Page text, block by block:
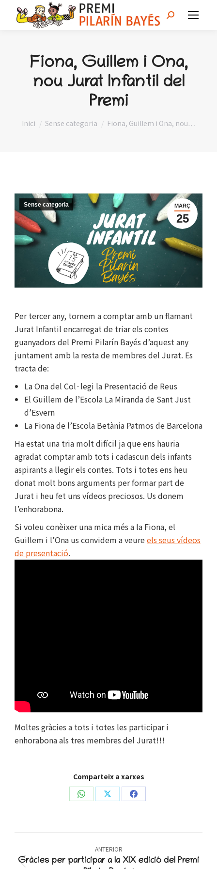
Search:
Fiona, Guillem i Ona,
nou Jurat Infantil del
Premi
You are here:
Inici Sense categoria Fiona, Guillem i Ona, nou…
MARÇ
25
Sense categoria
Per tercer any, tornem a comptar amb un flamant
Jurat Infantil encarregat de triar els contes
guanyadors del Premi Pilarín Bayés d’aquest any
juntament amb la resta de membres del Jurat. Es
tracta de:
La Ona del Col·legi la Presentació de Reus
El Guillem de l’Escola La Miranda de Sant Just
d’Esvern
La Fiona de l’Escola Betània Patmos de Barcelona
Ha estat una tria molt difícil ja que ens hauria
agradat comptar amb tots i cadascun dels infants
aspirants a llegir els contes. Tots i totes ens heu
donat molt bons arguments per formar part de
Jurat i heu fet uns vídeos preciosos. Us donem
l’enhorabona.
Si voleu conèixer una mica més a la Fiona, el
Guillem i l’Ona us convidem a veureels seus vídeos
de presentació.
Moltes gràcies a tots i totes les participar i
enhorabona als tres membres del Jurat!!!
Comparteix a xarxes
Share Share Share
navigation
ANTERIOR
Gràcies per participar a la XIX edició del Premi